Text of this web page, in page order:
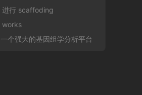
进行 scaffoding
works
个强大的基因组学分析平台